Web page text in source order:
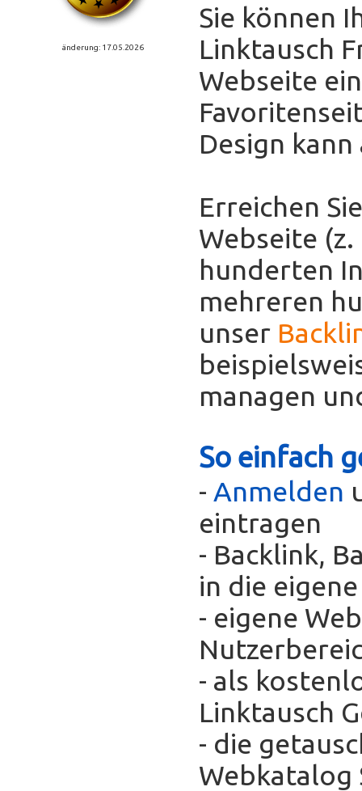
änderung: 17.05.2026
Sie können
Linktausch
Webseite
Design
Erreichen
Webseite
hunderten
mehreren
unser
managen
So einfach
- Anmelden
eintragen
- Backlink,
in die
- eigene
- als
Linktausch
- die
Webkatalog